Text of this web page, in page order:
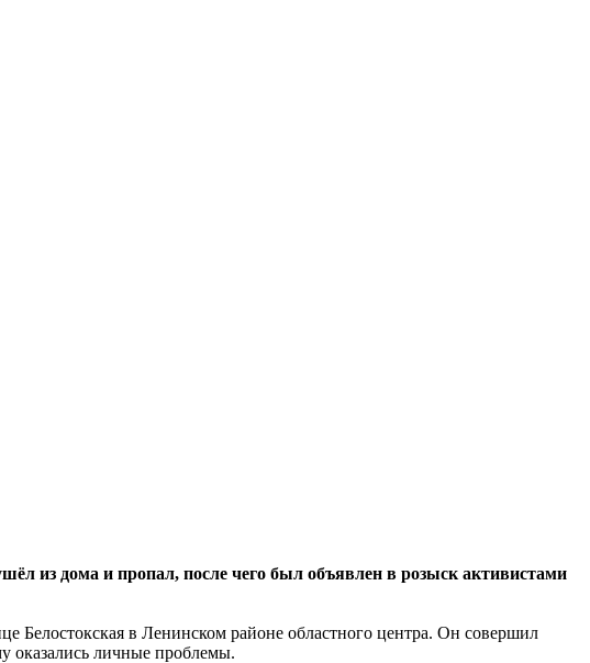
из дома и пропал, после чего был объявлен в розыск активистами
Белостокская в Ленинском районе областного центра. Он совершил
оказались личные проблемы.